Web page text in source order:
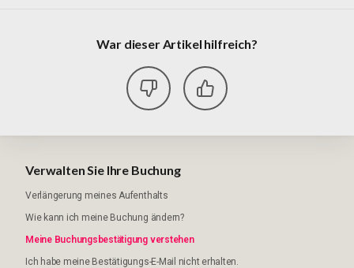
War dieser Artikel hilfreich?
Verwalten Sie Ihre Buchung
Verlängerung meines Aufenthalts
Wie kann ich meine Buchung ändern?
Meine Buchungsbestätigung verstehen
Ich habe meine Bestätigungs-E-Mail nicht erhalten.